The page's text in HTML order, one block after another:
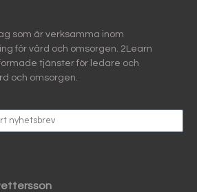
som är verksamma inom
för vård och omsorgen. 2Learn
tjänster för ledare och
och omsorgen.